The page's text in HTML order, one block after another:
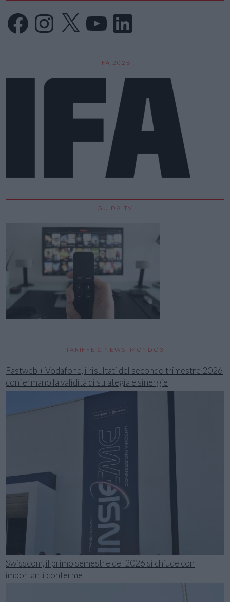
FacebookInstagram
X LinkedIn
IFA 2026
GUIDA TV
TARIFFE & NEWS: MONDO3
Fastweb + Vodafone, i risultati del secondo trimestre 2026
confermano la validità di strategia e sinergie
Swisscom, il primo semestre del 2026 si chiude con
importanti conferme